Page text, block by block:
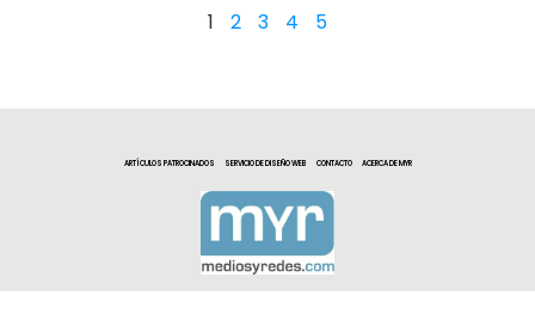
1 2 3 4 5
ARTÍCULOS PATROCINADOS SERVICIO DE DISEÑO WEB CONTACTO ACERCA DE MYR